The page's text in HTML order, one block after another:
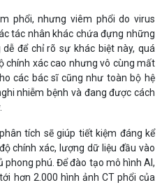
phổi, nhưng viêm phổi do virus
tác nhân khác chứa đựng những
để chỉ rõ sự khác biệt này, quá
chính xác cao nhưng vô cùng mất
các bác sĩ cũng như toàn bộ hệ
nhiễm bệnh và đang được cách
tích sẽ giúp tiết kiệm đáng kể
chính xác, lượng dữ liệu đầu vào
phú. Để đào tạo mô hình AI,
hơn 2.000 hình ảnh CT phổi của